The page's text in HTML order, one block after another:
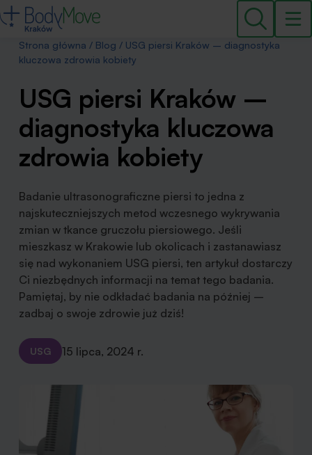
Strona główna / Blog / USG piersi Kraków – diagnostyka
kluczowa zdrowia kobiety
USG piersi Kraków –
diagnostyka kluczowa
zdrowia kobiety
Badanie ultrasonograficzne piersi to jedna z
najskuteczniejszych metod wczesnego wykrywania
zmian w tkance gruczołu piersiowego. Jeśli
mieszkasz w Krakowie lub okolicach i zastanawiasz
się nad wykonaniem USG piersi, ten artykuł dostarczy
Ci niezbędnych informacji na temat tego badania.
Pamiętaj, by nie odkładać badania na później –
zadbaj o swoje zdrowie już dziś!
USG 15 lipca, 2024 r.